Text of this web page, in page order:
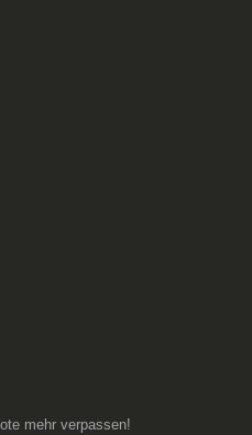
mehr verpassen!